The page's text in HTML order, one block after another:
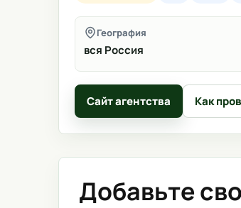
География
вся Россия
Сайт агентства Как
Добавьте